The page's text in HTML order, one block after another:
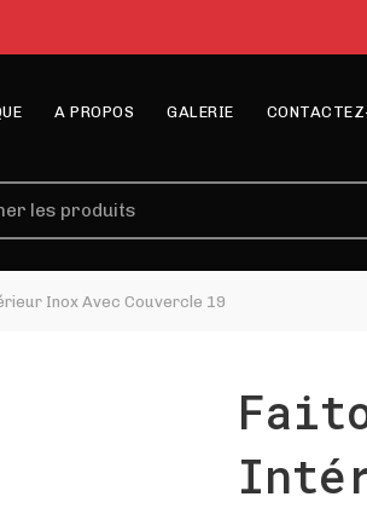
A PROPOS GALERIE
Inox Avec Couvercle 19